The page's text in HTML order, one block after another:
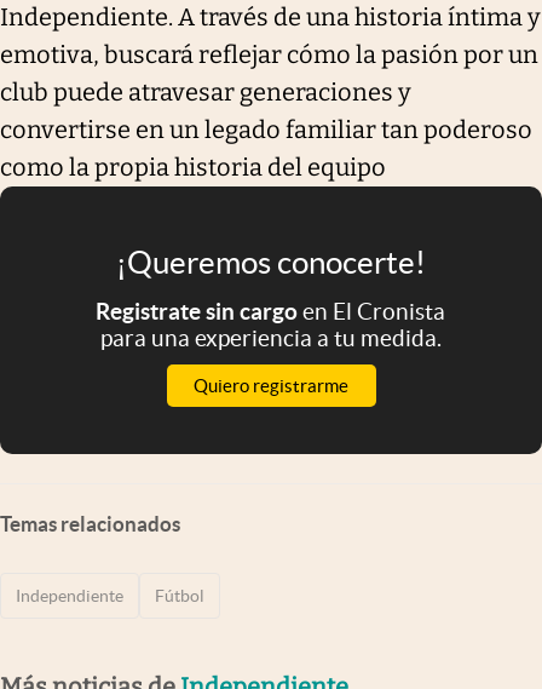
Independiente. A través de una historia íntima y
emotiva, buscará reflejar cómo la pasión por un
club puede atravesar generaciones y
convertirse en un legado familiar tan poderoso
como la propia historia del equipo
¡Queremos conocerte!
Registrate sin cargoen El Cronista
para una experiencia a tu medida.
Quiero registrarme
Temas relacionados
Independiente Fútbol